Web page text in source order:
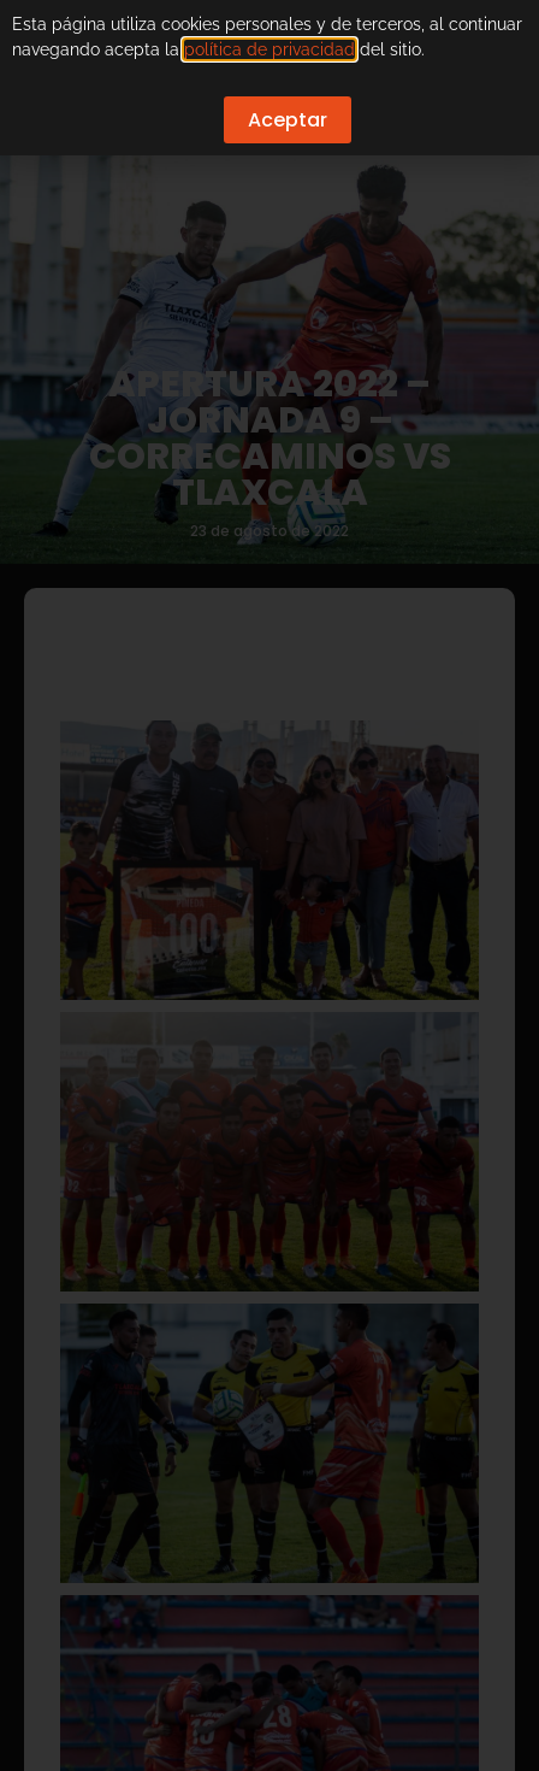
APERTURA 2022 –
JORNADA 9 –
CORRECAMINOS VS
TLAXCALA
23 de agosto de 2022
Esta página utiliza cookies personales y de terceros, al continuar
navegando acepta la política de privacidad del sitio.
Aceptar